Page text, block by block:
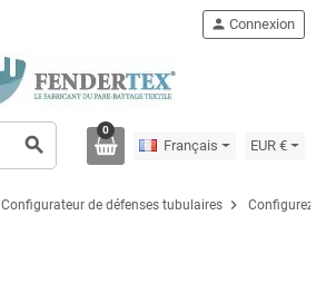
search
person Connexion
0
Français EUR €
Configurateur de défenses tubulaires chevron_right